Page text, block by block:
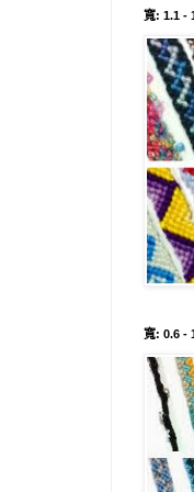
寬: 1.1 -
寬: 0.6 -